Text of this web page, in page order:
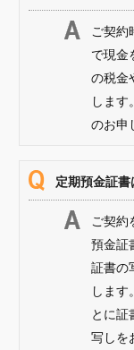
ご契約
で現金
の税金
します
のお申
定期預金証書
ご契約
預金証
証書の
しま
とに証
写しを